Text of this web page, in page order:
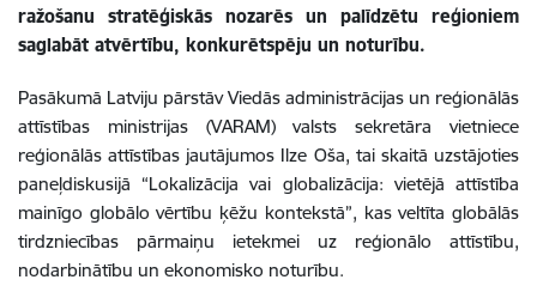
ražošanu stratēģiskās nozarēs un palīdzētu reģioniem
saglabāt atvērtību, konkurētspēju un noturību.
Pasākumā Latviju pārstāv Viedās administrācijas un reģionālās
attīstības ministrijas (VARAM) valsts sekretāra vietniece
reģionālās attīstības jautājumos Ilze Oša, tai skaitā uzstājoties
paneļdiskusijā “Lokalizācija vai globalizācija: vietējā attīstība
mainīgo globālo vērtību ķēžu kontekstā”, kas veltīta globālās
tirdzniecības pārmaiņu ietekmei uz reģionālo attīstību,
nodarbinātību un ekonomisko noturību.